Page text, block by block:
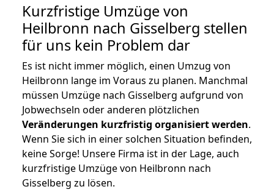
Kurzfristige Umzüge von
Heilbronn nach Gisselberg stellen
für uns kein Problem dar
Es ist nicht immer möglich, einen Umzug von
Heilbronn lange im Voraus zu planen. Manchmal
müssen Umzüge nach Gisselberg aufgrund von
Jobwechseln oder anderen plötzlichen
Veränderungen kurzfristig organisiert werden.
Wenn Sie sich in einer solchen Situation befinden,
keine Sorge! Unsere Firma ist in der Lage, auch
kurzfristige Umzüge von Heilbronn nach
Gisselberg zu lösen.